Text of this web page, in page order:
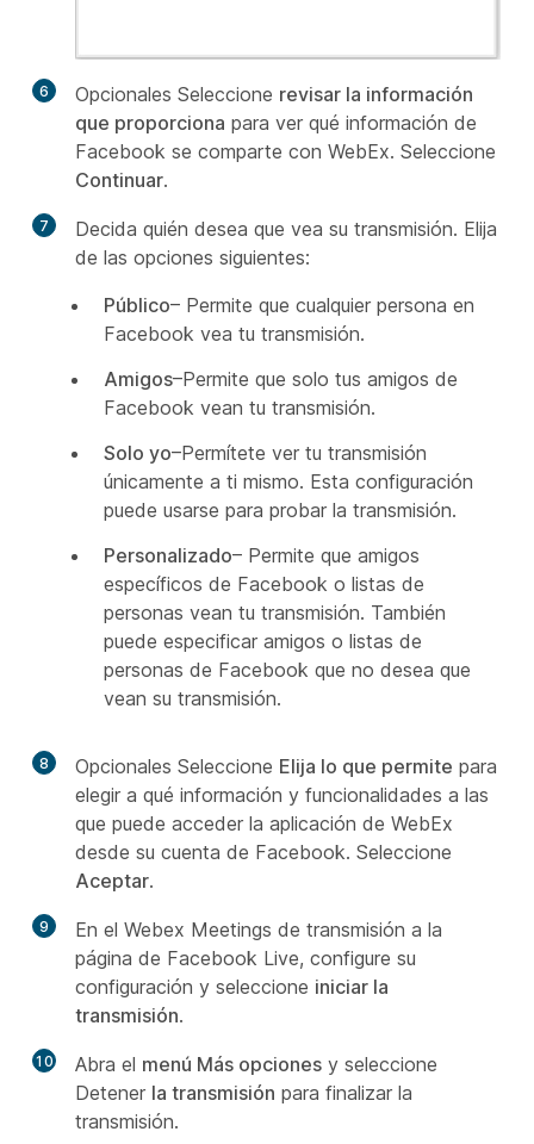
6 Opcionales Seleccione revisar la información
que proporciona para ver qué información de
Facebook se comparte con WebEx. Seleccione
Continuar.
7
Decida quién desea que vea su transmisión. Elija
de las opciones siguientes:
Público– Permite que cualquier persona en
Facebook vea tu transmisión.
Amigos–Permite que solo tus amigos de
Facebook vean tu transmisión.
Solo yo–Permítete ver tu transmisión
únicamente a ti mismo. Esta configuración
puede usarse para probar la transmisión.
Personalizado– Permite que amigos
específicos de Facebook o listas de
personas vean tu transmisión. También
puede especificar amigos o listas de
personas de Facebook que no desea que
vean su transmisión.
8 Opcionales Seleccione Elija lo que permite para
elegir a qué información y funcionalidades a las
que puede acceder la aplicación de WebEx
desde su cuenta de Facebook. Seleccione
Aceptar.
9
En el Webex Meetings de transmisión a la
página de Facebook Live, configure su
configuración y seleccione iniciar la
transmisión.
10 Abra el menú Más opciones y seleccione
Detener la transmisión para finalizar la
transmisión.